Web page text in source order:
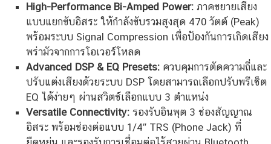
High-Performance Bi-Amped Power:ภาคขยายเสียง
แบบแยกขับอิสระ ให้กำลังขับรวมสูงสุด 470 วัตต์ (Peak)
พร้อมระบบ Signal Compression เพื่อป้องกันการเกิดเสียง
พร่ามัวจากการโอเวอร์โหลด
Advanced DSP & EQ Presets:ควบคุมการตัดความถี่และ
ปรับแต่งเสียงด้วยระบบ DSP โดยสามารถเลือกปรับพรีเซ็ต
EQ ได้ง่ายๆ ผ่านสวิตช์เลือกแบบ 3 ตำแหน่ง
Versatile Connectivity:รองรับอินพุต 3 ช่องสัญญาณ
อิสระ พร้อมช่องต่อแบบ 1/4″ TRS (Phone Jack) ที่